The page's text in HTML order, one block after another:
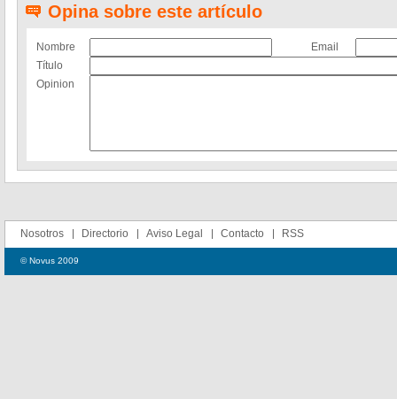
Opina sobre este artículo
Nombre
Email
Título
Opinion
Nosotros Directorio Aviso Legal Contacto RSS
© Novus 2009